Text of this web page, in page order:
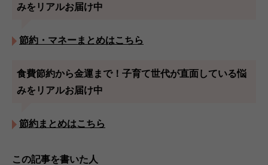
みをリアルお届け中
節約・マネーまとめはこちら
食費節約から金運まで！子育て世代が直面している悩
みをリアルお届け中
節約まとめはこちら
この記事を書いた人